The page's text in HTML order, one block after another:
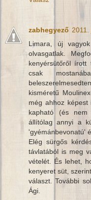
zabhegyező
Limara, új
olvasgatlak.
kenyérsütőről írott
csak
kisméretű
még ahhoz
kapható (és nem
állítólag annyi a
'gyémánbevonatú'
Elég sürgős
távlatából is meg
vételét. És lehet,
kenyeret süt,
választ. További
Ági.